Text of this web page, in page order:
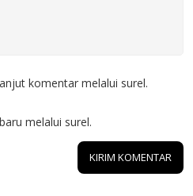
komentar melalui surel.
melalui surel.